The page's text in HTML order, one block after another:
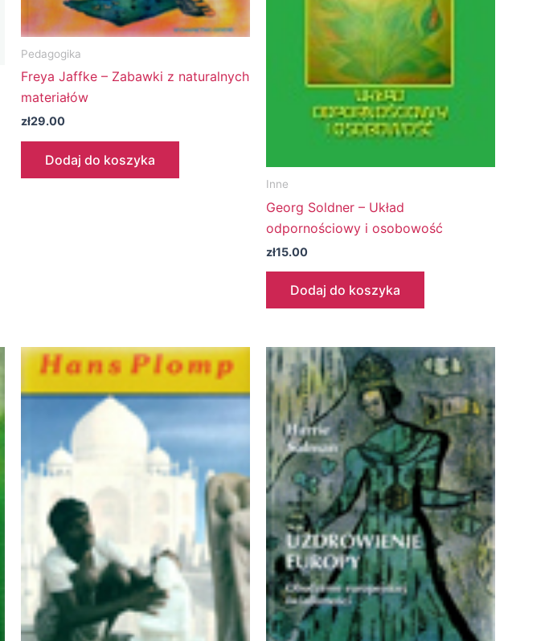
Pedagogika
Freya Jaffke – Zabawki z naturalnych
materiałów
zł29.00
Dodaj do koszyka
Inne
Georg Soldner – Układ
odpornościowy i osobowość
zł15.00
Dodaj do koszyka